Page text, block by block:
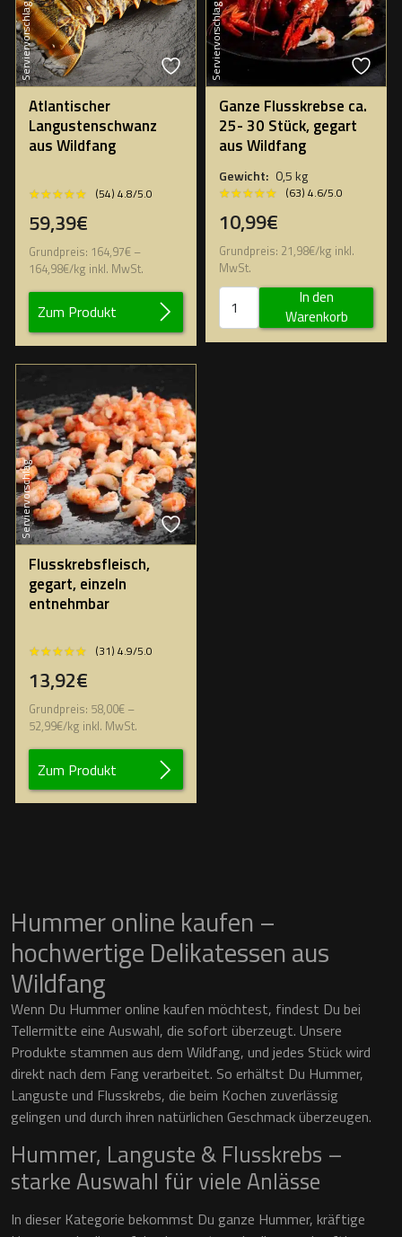
Serviervorschlag
Atlantischer
Langustenschwanz
aus Wildfang
★★★★★
★★★★★ (54) 4.8/5.0
59,39€
Grundpreis: 164,97€ –
164,98€/kg inkl. MwSt.
Zum Produkt
Serviervorschlag
Ganze Flusskrebse ca.
25- 30 Stück, gegart
aus Wildfang
Gewicht: 0,5 kg
★★★★★
★★★★★ (63) 4.6/5.0
10,99€
Grundpreis: 21,98€/kg inkl.
MwSt.
In den
Warenkorb
Serviervorschlag
Flusskrebsfleisch,
gegart, einzeln
entnehmbar
★★★★★
★★★★★ (31) 4.9/5.0
13,92€
Grundpreis: 58,00€ –
52,99€/kg inkl. MwSt.
Zum Produkt
Hummer online kaufen –
hochwertige Delikatessen aus
Wildfang
Wenn Du Hummer online kaufen möchtest, findest Du bei
Tellermitte eine Auswahl, die sofort überzeugt. Unsere
Produkte stammen aus dem Wildfang, und jedes Stück wird
direkt nach dem Fang verarbeitet. So erhältst Du Hummer,
Languste und Flusskrebs, die beim Kochen zuverlässig
gelingen und durch ihren natürlichen Geschmack überzeugen.
Hummer, Languste & Flusskrebs –
starke Auswahl für viele Anlässe
In dieser Kategorie bekommst Du ganze Hummer, kräftige